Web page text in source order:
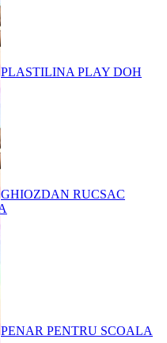
PLASTILINA PLAY DOH
GHIOZDAN RUCSAC
PENAR PENTRU SCOALA